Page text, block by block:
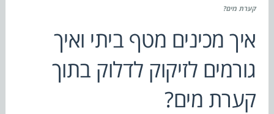
קערת מים?
איך מכינים מטף ביתי ואיך
גורמים לזיקוק לדלוק בתוך
קערת מים?